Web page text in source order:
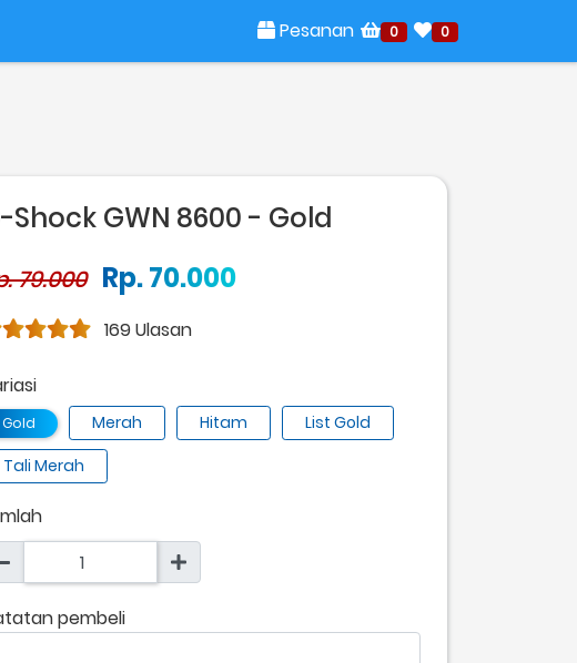
Pesanan 0 0
Shock GWN 8600 - Gold
79.000 Rp. 70.000
169 Ulasan
Gold Merah Hitam
List Gold
Tali Merah
pembeli